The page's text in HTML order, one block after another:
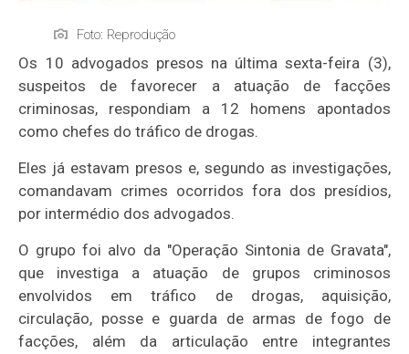
Foto: Reprodução
Os 10 advogados presos na última sexta-feira (3),
suspeitos de favorecer a atuação de facções
criminosas, respondiam a 12 homens apontados
como chefes do tráfico de drogas.
Eles já estavam presos e, segundo as investigações,
comandavam crimes ocorridos fora dos presídios,
por intermédio dos advogados.
O grupo foi alvo da "Operação Sintonia de Gravata",
que investiga a atuação de grupos criminosos
envolvidos em tráfico de drogas, aquisição,
circulação, posse e guarda de armas de fogo de
facções, além da articulação entre integrantes